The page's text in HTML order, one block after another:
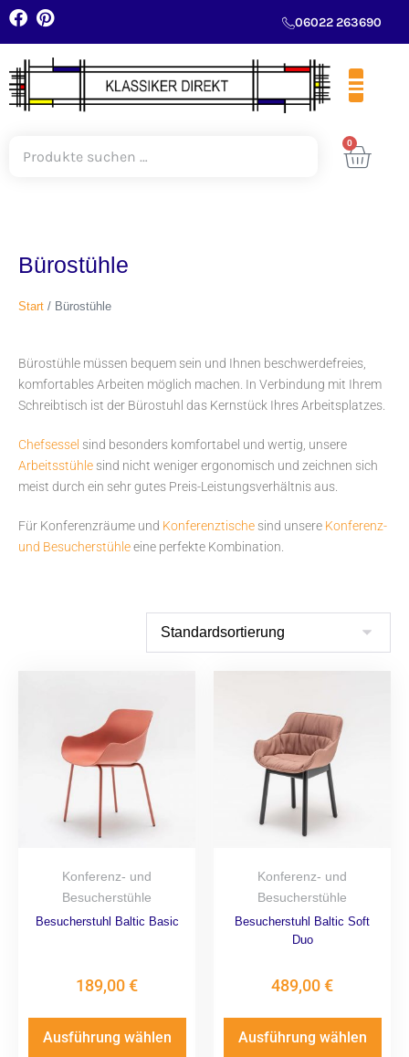
06022 263690
0
Bürostühle
Start / Bürostühle
Bürostühle müssen bequem sein und Ihnen beschwerdefreies,
komfortables Arbeiten möglich machen. In Verbindung mit Ihrem
Schreibtisch ist der Bürostuhl das Kernstück Ihres Arbeitsplatzes.
Chefsessel sind besonders komfortabel und wertig, unsere
Arbeitsstühle sind nicht weniger ergonomisch und zeichnen sich
meist durch ein sehr gutes Preis-Leistungsverhältnis aus.
Für Konferenzräume und Konferenztische sind unsere Konferenz-
und Besucherstühleeine perfekte Kombination.
Konferenz- und
Besucherstühle
Besucherstuhl Baltic Basic
189,00€
Ausführung wählen
Konferenz- und
Besucherstühle
Besucherstuhl Baltic Soft
Duo
489,00€
Ausführung wählen